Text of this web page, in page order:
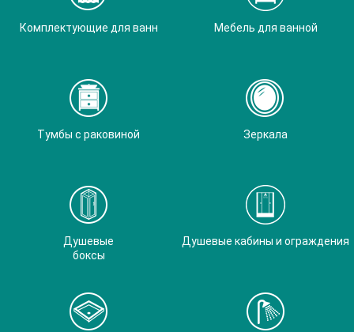
Комплектующие для ванн Мебель для ванной
Тумбы с раковиной Зеркала
Душевые
боксы
Душевые кабины и ограждения